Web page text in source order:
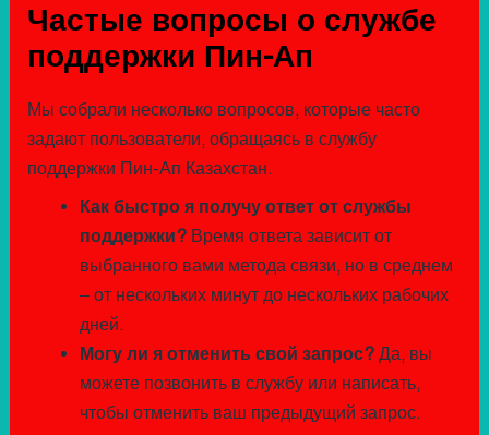
Частые вопросы о службе
поддержки Пин-Ап
Мы собрали несколько вопросов, которые часто
задают пользователи, обращаясь в службу
поддержки Пин-Ап Казахстан.
Как быстро я получу ответ от службы
поддержки?Время ответа зависит от
выбранного вами метода связи, но в среднем
– от нескольких минут до нескольких рабочих
дней.
Могу ли я отменить свой запрос?Да, вы
можете позвонить в службу или написать,
чтобы отменить ваш предыдущий запрос.